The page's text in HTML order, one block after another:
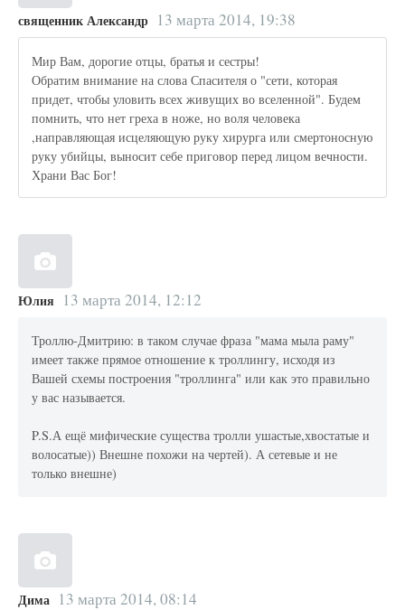
священник Александр 13 марта 2014, 19:38
Мир Вам, дорогие отцы, братья и сестры!
Обратим внимание на слова Спасителя о "сети, которая
придет, чтобы уловить всех живущих во вселенной". Будем
помнить, что нет греха в ноже, но воля человека
,направляющая исцеляющую руку хирурга или смертоносную
руку убийцы, выносит себе приговор перед лицом вечности.
Храни Вас Бог!
Юлия 13 марта 2014, 12:12
Троллю-Дмитрию: в таком случае фраза "мама мыла раму"
имеет также прямое отношение к троллингу, исходя из
Вашей схемы построения "троллинга" или как это правильно
у вас называется.
P.S.А ещё мифические существа тролли ушастые,хвостатые и
волосатые)) Внешне похожи на чертей). А сетевые и не
только внешне)
Дима 13 марта 2014, 08:14